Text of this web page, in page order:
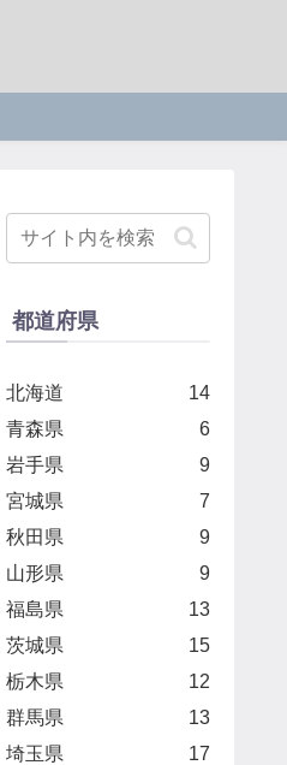
都道府県
北海道
14
青森県
6
岩手県
9
宮城県
7
秋田県
9
山形県
9
福島県
13
茨城県
15
栃木県
12
群馬県
13
埼玉県
17